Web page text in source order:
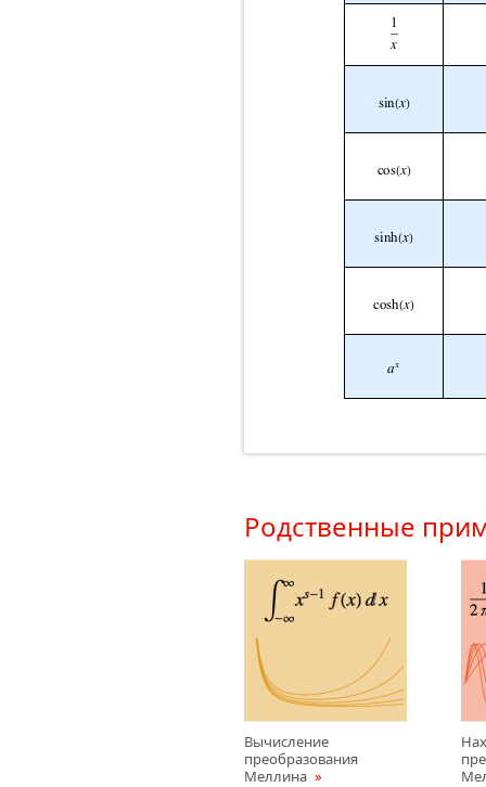
Родственные
Вычисление
преобразования
Меллина